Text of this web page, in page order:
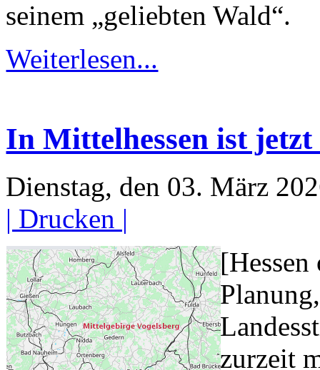
seinem „geliebten Wald“.
Weiterlesen...
In Mittelhessen ist jetzt
Dienstag, den 03. März
| Drucken |
zurzeit